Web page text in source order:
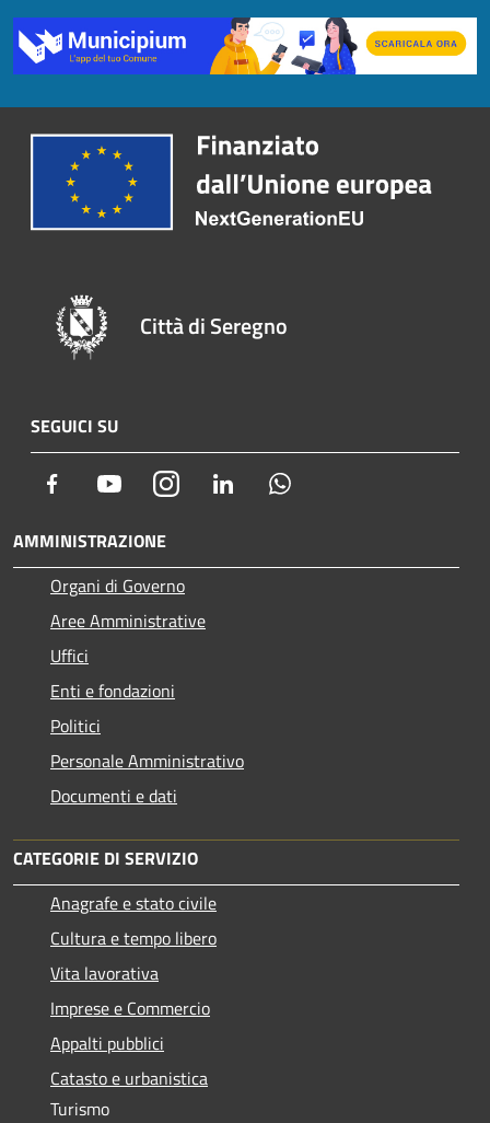
Città di Seregno
SEGUICI SU
Facebook YoutubeInstagram LinkedIn
AMMINISTRAZIONE
Organi di Governo
Aree Amministrative
Uffici
Enti e fondazioni
Politici
Personale Amministrativo
Documenti e dati
CATEGORIE DI SERVIZIO
Anagrafe e stato civile
Cultura e tempo libero
Vita lavorativa
Imprese e Commercio
Appalti pubblici
Catasto e urbanistica
Turismo